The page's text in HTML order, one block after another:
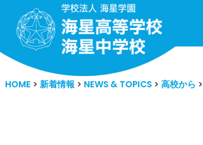
コ
テ
ツ
HOME > 新着情報> NEWS & TOPICS > 高校から >